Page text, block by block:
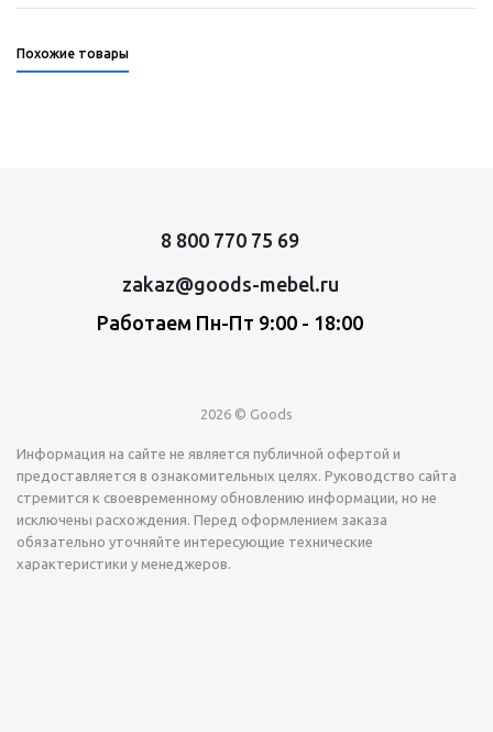
Похожие товары
8 800 770 75 69
zakaz@goods-mebel.ru
Работаем Пн-Пт 9:00 - 18:00
2026 © Goods
Информация на сайте не является публичной офертой и
предоставляется в ознакомительных целях. Руководство сайта
стремится к своевременному обновлению информации, но не
исключены расхождения. Перед оформлением заказа
обязательно уточняйте интересующие технические
характеристики у менеджеров.